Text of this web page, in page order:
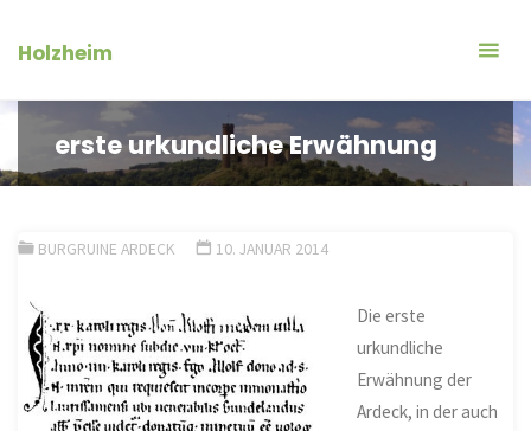
InhaltHolzheim
erste urkundliche Erwähnung
BURGRUINE ARDECK 10. JANUAR 2014
Die erste
urkundliche
Erwähnung der
Ardeck, in der auch